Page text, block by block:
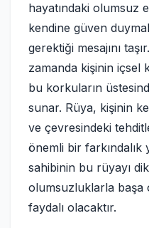
hayatındaki olumsuz
kendine güven
gerektiği mesajını
zamanda kişinin içsel
bu korkuların
sunar. Rüya, kişinin
ve çevresindeki
önemli bir farkındalık
sahibinin bu rüyayı
olumsuzluklarla başa
faydalı olacaktır.